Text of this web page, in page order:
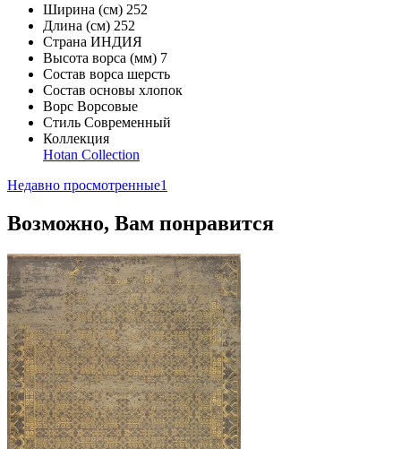
Ширина (см) 252
Длина (см) 252
Страна ИНДИЯ
Высота ворса (мм) 7
Состав ворса шерсть
Состав основы хлопок
Ворс Ворсовые
Стиль Современный
Коллекция
Hotan Collection
Недавно просмотренные1
Возможно, Вам понравится